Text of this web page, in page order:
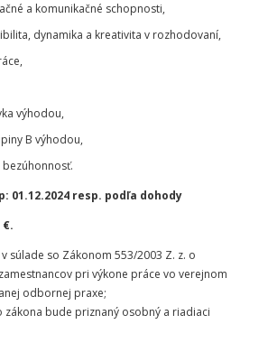
a komunikačné schopnosti,
dynamika a kreativita v rozhodovaní,
výhodou,
B výhodou,
01.12.2024 resp. podľa dohody
súlade so Zákonom 553/2003 Z. z. o
pri výkone práce vo verejnom
odbornej praxe;
zákona bude priznaný osobný a riadiaci